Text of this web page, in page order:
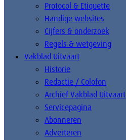
Protocol & Etiquette
Handige websites
Cijfers & onderzoek
Regels & wetgeving
Vakblad Uitvaart
Historie
Redactie / Colofon
Archief Vakblad Uitvaart
Servicepagina
Abonneren
Adverteren